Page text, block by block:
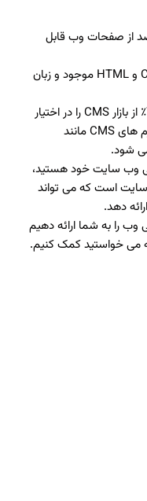
که وردپرس در حدود ۴۸ درصد از صفحات وب قابل
این با توجه به تنوع وب سایت های CMS و HTML موجود و زبان
با این حال، وردپرس همچنین بیش از 76٪ از بازار CMS را در اختیار
دارد، به این معنی که بیشتر از سایر پلتفرم های CMS مانند
وب سایت خود هستید،
سایت است که می تواند
دهد.
را به شما ارائه دهیم
می خواستید کمک کنیم.